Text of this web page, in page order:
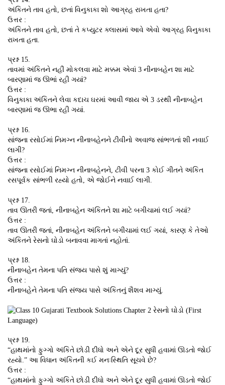
અંકિતને તાવ હતો, છતાં વિનુકાકા શો આગ્રહ રાખતા હતા?
ઉત્તર :
અંકિતને તાવ હતો, છતાં તે કપ્યુટર ક્લાસમાં આવે એવો આગ્રહ વિનુકાકા
રાખતા હતા.
પ્રશ્ન 15.
તાવમાં અંકિતને નહીં મોકલવા માટે મક્કમ એવાં 3 નીનાબહેન શા માટે
બારણામાં જ ઊભાં રહી ગયાં?
ઉત્તર :
વિનુકાકા અંકિતને લેવા કદાચ ઘરમાં આવી જાય એ 3 ડરથી નીનાબહેન
બારણામાં જ ઊભા રહી ગયાં.
પ્રશ્ન 16.
સાંજના રસોઈમાં નિમગ્ન નીનાબહેનને ટીવીનો અવાજ સાંભળતાં શી નવાઈ
લાગી?
ઉત્તર :
સાંજના રસોઈમાં નિમગ્ન નીનાબહેનને, ટીવી પરના 3 કોઈ ગીતને અંકિત
રસપૂર્વક સાંભળી રહ્યો હતો, એ જોઈને નવાઈ લાગી.
પ્રશ્ન 17.
તાવ ઊતરી જતાં, નીનાબહેન અંકિતને શા માટે બગીચામાં લઈ ગયાં?
ઉત્તર :
તાવ ઊતરી જતાં, નીનાબહેન અંકિતને બગીચામાં લઈ ગયાં, કારણ કે તેઓ
અંકિતને રેસનો ઘોડો બનાવવા માગતાં નહોતાં.
પ્રશ્ન 18.
નીનાબહેન તેમના પતિ સંજય પાસે શું માગ્યું?
ઉત્તર :
નીનાબહેને તેમના પતિ સંજય પાસે અંકિતનું શૈશવ માગ્યું.
પ્રશ્ન 19.
“હાથમાંનો ફુગ્ગો અંકિતે છોડી દીધો અને એને દૂર સુધી હવામાં ઊડતો જોઈ
રહ્યો.” આ વિધાન અંકિતની કઈ મનઃસ્થિતિ સૂચવે છે?
ઉત્તર :
“હાથમાંનો ફુગ્ગો અંકિતે છોડી દીધો અને એને દૂર સુધી હવામાં ઊડતો જોઈ